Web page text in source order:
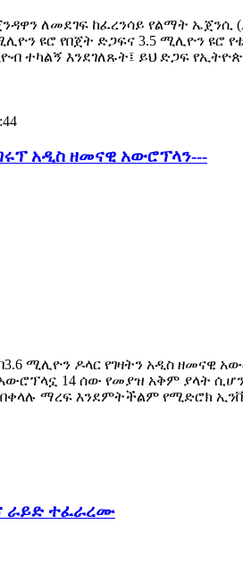
ለመደገፍ ከፈረንሳይ የልማት ኤጀንሲ
ዩሮ የበጀት ድጋፍና 3.5 ሚሊዮን ዩሮ
ተካልኝ እንደገለጹት፤ ይህ ድጋፍ
አዲስ ዘመናዊ አውሮፕላን---
ሚሊዮን ዶላር የገዛትን አዲስ ዘመናዊ
14 ሰው የመያዝ አቅም ያላት
ማረፍ እንደምትችልም የሚድሮክ
ራይድ ተፈራረሙ